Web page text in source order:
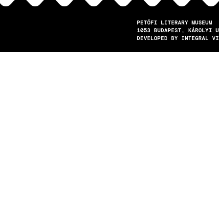
PETŐFI LITERARY MUSEUM
1053
BUDAPEST
KÁROLYI
DEVELOPED BY INTEGRAL